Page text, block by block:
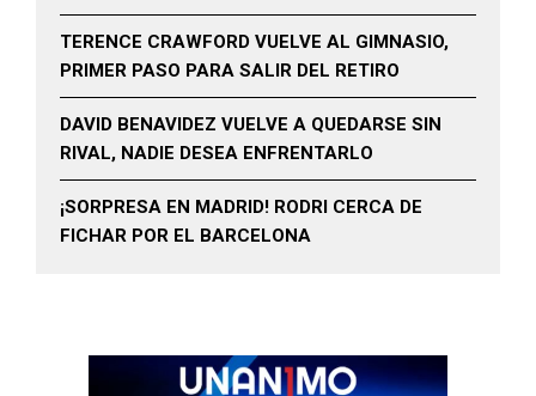
TERENCE CRAWFORD VUELVE AL GIMNASIO,
PRIMER PASO PARA SALIR DEL RETIRO
DAVID BENAVIDEZ VUELVE A QUEDARSE SIN
RIVAL, NADIE DESEA ENFRENTARLO
¡SORPRESA EN MADRID! RODRI CERCA DE
FICHAR POR EL BARCELONA